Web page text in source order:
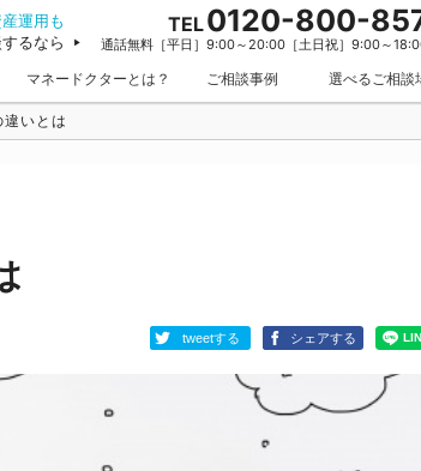
運用も
るなら
TEL0120-800-
通話無料［平日］9:00～20:00［土日祝］9:00～
マネードクターとは？ ご相談事例 選べるご相談
いとは
tweetする シェアする